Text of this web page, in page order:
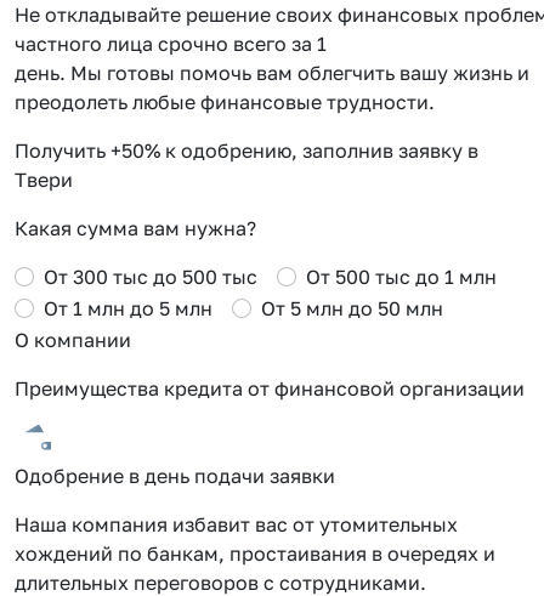
Не откладывайте решение своих финансовых
частного лица срочно всего за 1
день. Мы готовы помочь вам облегчить вашу жизнь и
преодолеть любые финансовые трудности.
Получить +50% к одобрению, заполнив заявку в
Твери
Какая сумма вам нужна?
От 300 тыс до 500 тыс
От 500 тыс до 1 млн
От 1 млн до 5 млн
От 5 млн до 50 млн
О компании
Преимущества кредита от финансовой организации
Одобрение в день подачи заявки
Наша компания избавит вас от утомительных
хождений по банкам, простаивания в очередях и
длительных переговоров с сотрудниками.